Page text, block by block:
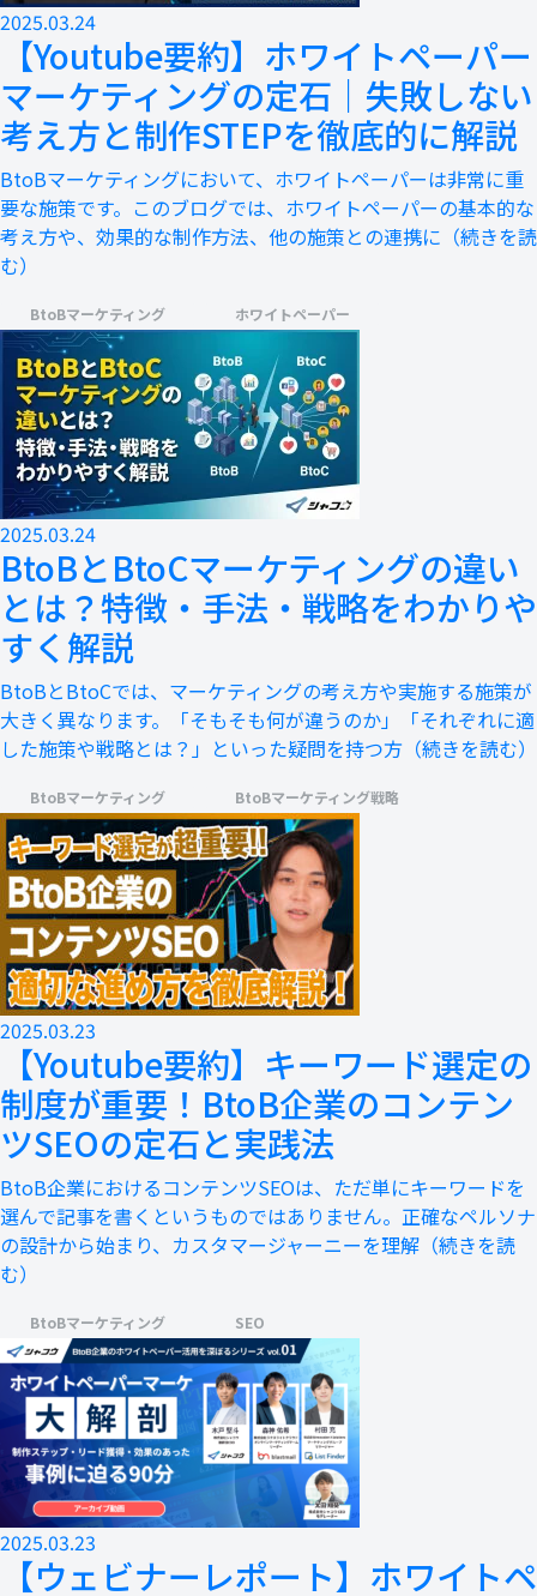
2025.03.24
【Youtube要約】ホワイトペーパー
マーケティングの定石｜失敗しない
考え方と制作STEPを徹底的に解説
BtoBマーケティングにおいて、ホワイトペーパーは非常に重
要な施策です。このブログでは、ホワイトペーパーの基本的な
考え方や、効果的な制作方法、他の施策との連携に （続きを読
む）
BtoBマーケティング ホワイトペーパー
2025.03.24
BtoBとBtoCマーケティングの違い
とは？特徴・手法・戦略をわかりや
すく解説
BtoBとBtoCでは、マーケティングの考え方や実施する施策が
大きく異なります。「そもそも何が違うのか」「それぞれに適
した施策や戦略とは？」といった疑問を持つ方 （続きを読む）
BtoBマーケティング BtoBマーケティング戦略
2025.03.23
【Youtube要約】キーワード選定の
制度が重要！BtoB企業のコンテン
ツSEOの定石と実践法
BtoB企業におけるコンテンツSEOは、ただ単にキーワードを
選んで記事を書くというものではありません。正確なペルソナ
の設計から始まり、カスタマージャーニーを理解 （続きを読
む）
BtoBマーケティング SEO
2025.03.23
【ウェビナーレポート】ホワイトペ